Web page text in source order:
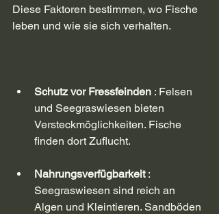
Diese Faktoren bestimmen, wo Fische
leben und wie sie sich verhalten.
Schutz vor Fressfeinden : Felsen
und Seegraswiesen bieten
Versteckmöglichkeiten. Fische
finden dort Zuflucht.
Nahrungsverfügbarkeit :
Seegraswiesen sind reich an
Algen und Kleintieren. Sandböden